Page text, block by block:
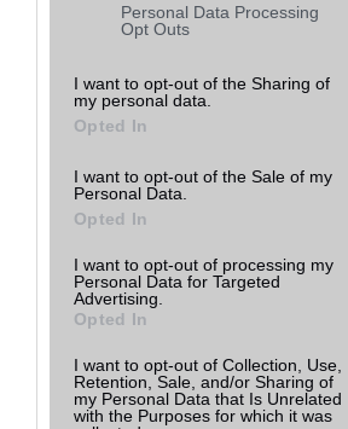
services and may gather and store
grant or deny consent to Google and
use your data for below specified
consent section.
Personal Data Processing
Opt Outs
I want to opt-out of the Sharing of
my personal data.
Opted In
I want to opt-out of the Sale of my
Personal Data.
Opted In
I want to opt-out of processing my
Personal Data for Targeted
Advertising.
Opted In
I want to opt-out of Collection, Use,
Retention, Sale, and/or Sharing of
my Personal Data that Is Unrelated
with the Purposes for which it was
Mit tehetsz, ha elfelejtetted a
2016.01.14
| SamMobile
Sokakban felmerül, hogy vajon mit lehet tenni
okostelefonján elfelejti a lezárt képernyõ
vagy a mintát. Szerencsére van megoldás.
A legjobb telefonok játékhoz
2022.11.04
Ha szeretünk telefonon, utazás vagy éppen
játszani, akkor mindenképpen egy játékokra
készülékre van szükségünk.